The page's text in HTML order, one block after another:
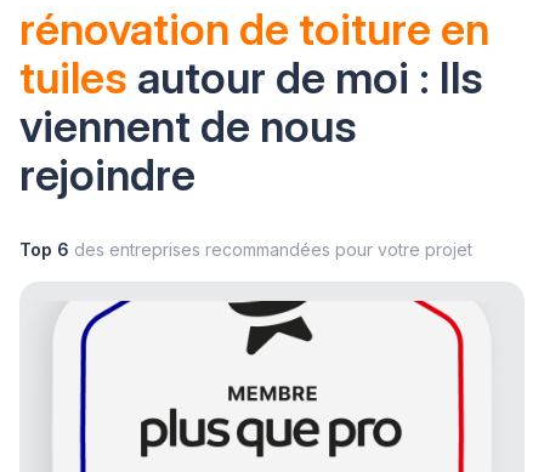
rénovation de toiture en
tuiles autour de moi : Ils
viennent de nous
rejoindre
Top 6 des entreprises recommandées pour votre projet